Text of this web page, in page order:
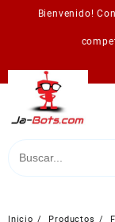
Bienvenido!
Inicio Productos